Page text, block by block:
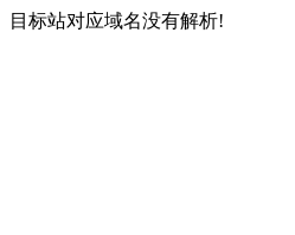
目标站对应域名没有解析!